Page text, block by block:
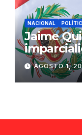
NACIONAL
Jaime
de
AGOSTO 1,